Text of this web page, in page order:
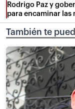
Rodrigo Paz y
para encaminar las
También te